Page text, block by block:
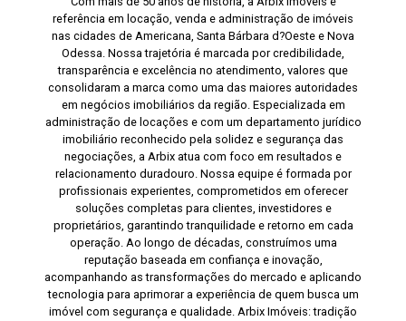
referência em locação, venda e administração de imóveis
nas cidades de Americana, Santa Bárbara d?Oeste e Nova
Odessa. Nossa trajetória é marcada por credibilidade,
transparência e excelência no atendimento, valores que
consolidaram a marca como uma das maiores autoridades
em negócios imobiliários da região. Especializada em
administração de locações e com um departamento jurídico
imobiliário reconhecido pela solidez e segurança das
negociações, a Arbix atua com foco em resultados e
relacionamento duradouro. Nossa equipe é formada por
profissionais experientes, comprometidos em oferecer
soluções completas para clientes, investidores e
proprietários, garantindo tranquilidade e retorno em cada
operação. Ao longo de décadas, construímos uma
reputação baseada em confiança e inovação,
acompanhando as transformações do mercado e aplicando
tecnologia para aprimorar a experiência de quem busca um
imóvel com segurança e qualidade. Arbix Imóveis: tradição